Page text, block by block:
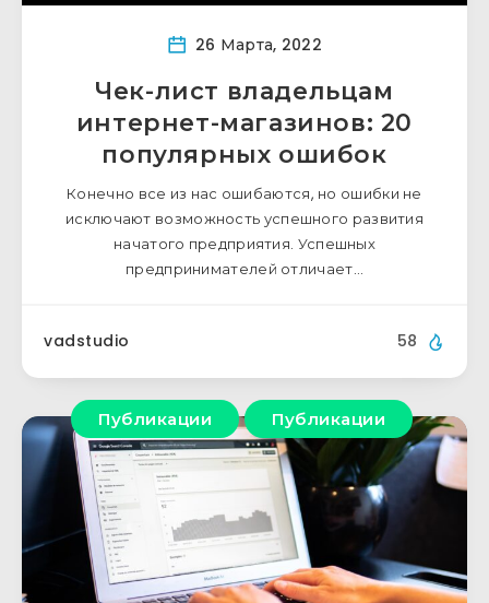
26 Марта, 2022
Чек-лист владельцам
интернет-магазинов: 20
популярных ошибок
Конечно все из нас ошибаются, но ошибки не
исключают возможность успешного развития
начатого предприятия. Успешных
предпринимателей отличает…
vadstudio 58
Публикации Публикации